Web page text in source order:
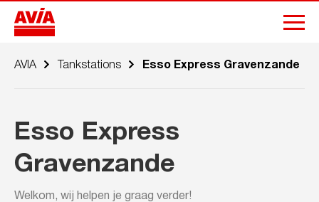
AVIA Tankstations Esso Express Gravenzande
Esso Express
Gravenzande
Welkom, wij helpen je graag verder!